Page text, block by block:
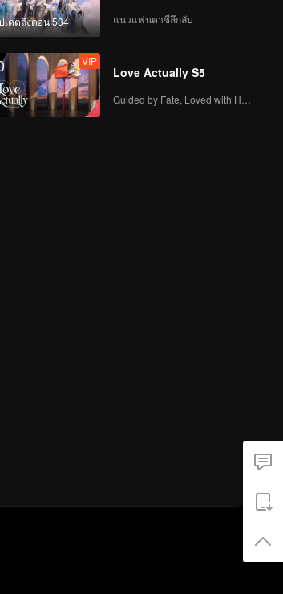
เดตถึงตอน 534 แนวแฟนตาซีลึกลับ
VIP
Love Actually S5